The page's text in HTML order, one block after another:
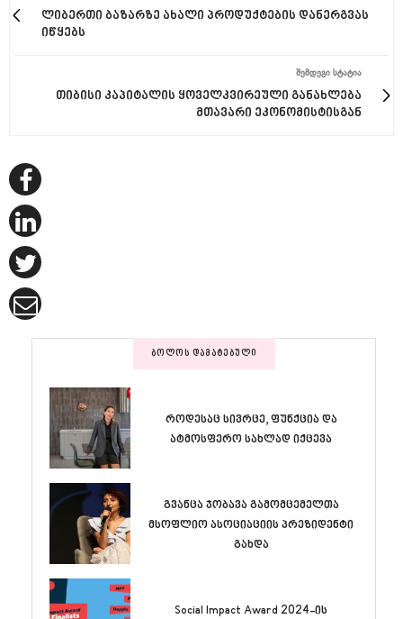
ლიბერთი ბაზარზე ახალი პროდუქტების დანერგვას
იწყებს
ᲨᲔᲛᲓᲔᲒᲘ ᲡᲢᲐᲢᲘᲐ
თიბისი კაპიტალის ყოველკვირეული განახლება
მთავარი ეკონომისტისგან
ᲑᲝᲚᲝᲡ ᲓᲐᲛᲐᲢᲔᲑᲣᲚᲘ
როდესაც სივრცე, ფუნქცია და
ატმოსფერო სახლად იქცევა
გვანცა ჯობავა გამომცემელთა
მსოფლიო ასოციაციის პრეზიდენტი
გახდა
Social Impact Award 2024-ის